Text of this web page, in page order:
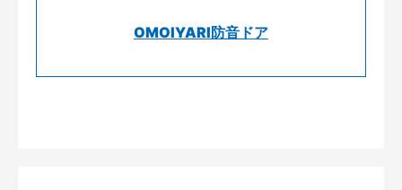
OMOIYARI防音ドア